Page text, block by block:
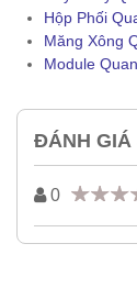
Hộp Phối
Măng Xông
Module
ĐÁNH GIÁ
0